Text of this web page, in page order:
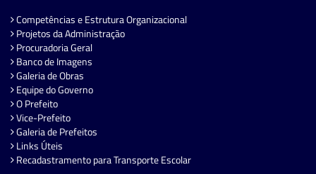
Competências e Estrutura Organizacional
Projetos da Administração
Procuradoria Geral
Banco de Imagens
Galeria de Obras
Equipe do Governo
O Prefeito
Vice-Prefeito
Galeria de Prefeitos
Links Úteis
Recadastramento para Transporte Escolar